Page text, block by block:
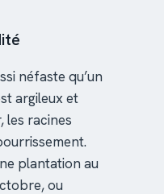
néfaste qu’un
argileux et
les racines
plantation au
ou